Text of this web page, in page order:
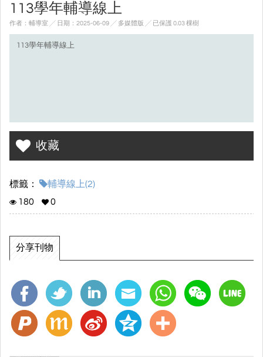
113學年輔導線上
作者：輔導室 ╱ 日期：2025-06-09 ╱ 多媒體版 ╱ 已保護 0.03 棵樹
113學年輔導線上
收藏
標籤：
輔導線上(2)
180
0
分享刊物